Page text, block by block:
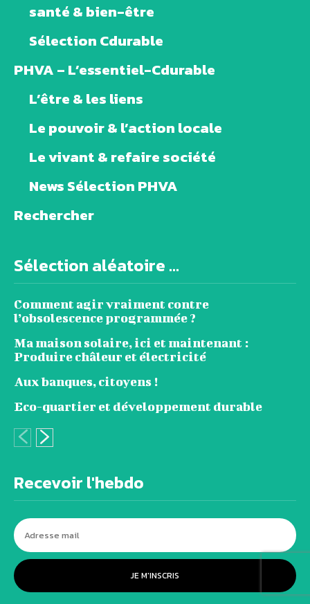
santé & bien-être
Sélection Cdurable
PHVA – L’essentiel-Cdurable
L’être & les liens
Le pouvoir & l’action locale
Le vivant & refaire société
News Sélection PHVA
Rechercher
Sélection aléatoire ...
Comment agir vraiment contre
l’obsolescence programmée ?
Ma maison solaire, ici et maintenant :
Produire châleur et électricité
Aux banques, citoyens !
Eco-quartier et développement durable
Recevoir l'hebdo
JE M'INSCRIS